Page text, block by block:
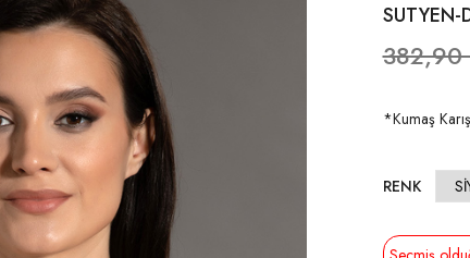
SUTYEN-
382,90
*Kumaş
RENK